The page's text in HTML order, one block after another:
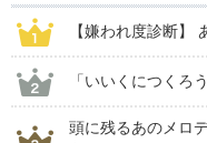
【嫌われ度診断】
「いいくにつく
頭に残るあのメロ